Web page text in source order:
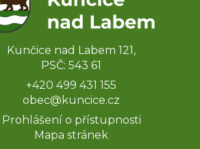
Kunčice nad Labem 121,
PSČ: 543 61
+420 499 431 155
obec@kuncice.cz
Prohlášení o přístupnosti
Mapa stránek